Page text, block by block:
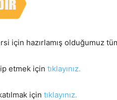
için hazırlamış olduğumuz
etmek için tıklayınız.
için tıklayınız.